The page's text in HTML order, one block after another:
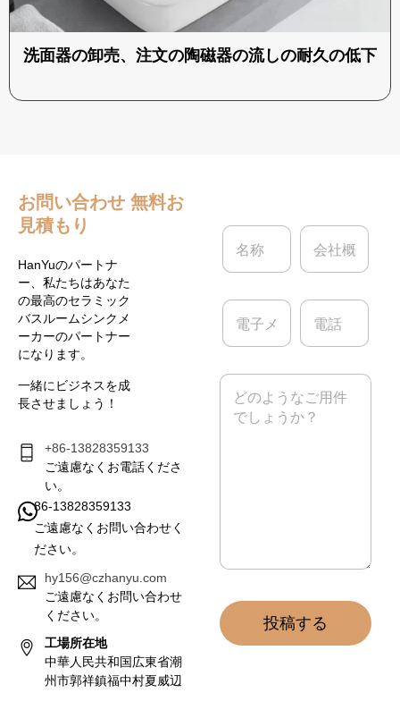
洗面器の卸売、注文の陶磁器の流しの耐久の低下
お問い合わせ 無料お
見積もり
HanYuのパートナ
ー、私たちはあなた
の最高のセラミック
バスルームシンクメ
ーカーのパートナー
になります。
一緒にビジネスを成
長させましょう！
+86-13828359133
ご遠慮なくお電話くださ
い。
86-13828359133
ご遠慮なくお問い合わせく
ださい。
hy156@czhanyu.com
ご遠慮なくお問い合わせ
ください。
工場所在地
中華人民共和国広東省潮
州市郭祥鎮福中村夏威辺
名
*
会
概
電
メ
ル
電
メ
投稿する